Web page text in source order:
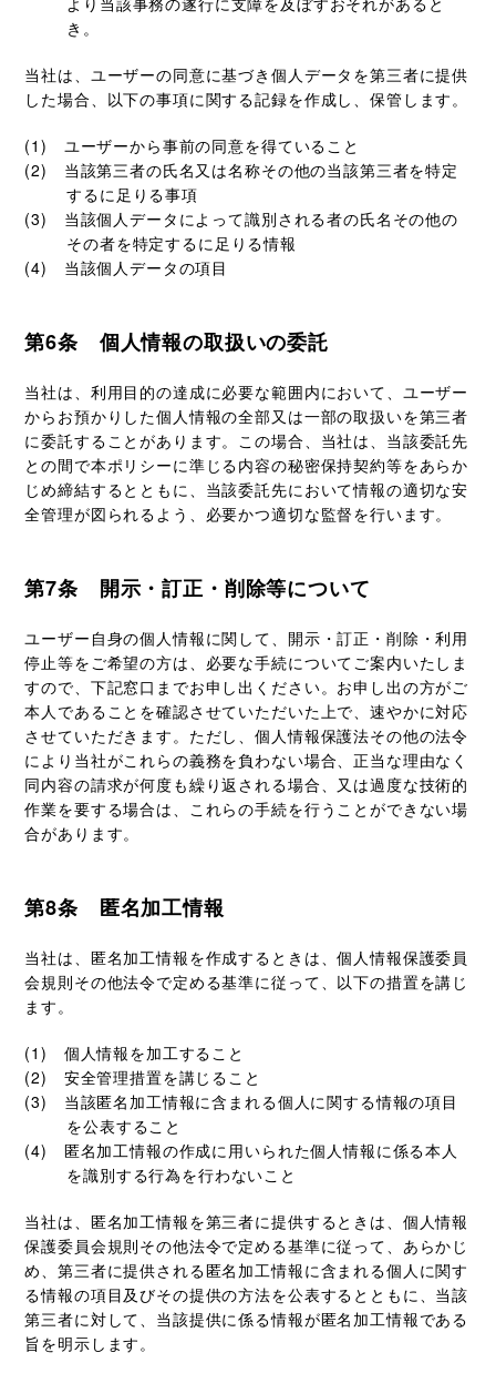
き。
当社は、ユーザーの同意に基づき個人データを第三者に提供
した場合、以下の事項に関する記録を作成し、保管します。
ユーザーから事前の同意を得ていること
当該第三者の氏名又は名称その他の当該第三者を特定
するに足りる事項
当該個人データによって識別される者の氏名その他の
その者を特定するに足りる情報
当該個人データの項目
第6条 個人情報の取扱いの委託
当社は、利用目的の達成に必要な範囲内において、ユーザー
からお預かりした個人情報の全部又は一部の取扱いを第三者
に委託することがあります。この場合、当社は、当該委託先
との間で本ポリシーに準じる内容の秘密保持契約等をあらか
じめ締結するとともに、当該委託先において情報の適切な安
全管理が図られるよう、必要かつ適切な監督を行います。
第7条 開示・訂正・削除等について
ユーザー自身の個人情報に関して、開示・訂正・削除・利用
停止等をご希望の方は、必要な手続についてご案内いたしま
すので、下記窓口までお申し出ください。お申し出の方がご
本人であることを確認させていただいた上で、速やかに対応
させていただきます。ただし、個人情報保護法その他の法令
により当社がこれらの義務を負わない場合、正当な理由なく
同内容の請求が何度も繰り返される場合、又は過度な技術的
作業を要する場合は、これらの手続を行うことができない場
合があります。
第8条 匿名加工情報
当社は、匿名加工情報を作成するときは、個人情報保護委員
会規則その他法令で定める基準に従って、以下の措置を講じ
ます。
個人情報を加工すること
安全管理措置を講じること
当該匿名加工情報に含まれる個人に関する情報の項目
を公表すること
匿名加工情報の作成に用いられた個人情報に係る本人
を識別する行為を行わないこと
当社は、匿名加工情報を第三者に提供するときは、個人情報
保護委員会規則その他法令で定める基準に従って、あらかじ
め、第三者に提供される匿名加工情報に含まれる個人に関す
る情報の項目及びその提供の方法を公表するとともに、当該
第三者に対して、当該提供に係る情報が匿名加工情報である
旨を明示します。